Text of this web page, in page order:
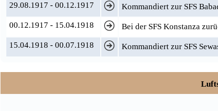
29.08.1917 - 00.12.1917
Kommandiert zur SFS
00.12.1917 - 15.04.1918
Bei der SFS Konstanza
15.04.1918 - 00.07.1918
Kommandiert zur SFS